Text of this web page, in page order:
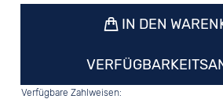
IN DEN
Verfügbare Zahlweisen: